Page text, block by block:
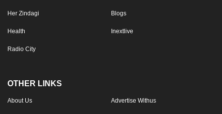
Her Zindagi Blogs
Health Inextlive
Radio City
OTHER LINKS
About Us Advertise Withus